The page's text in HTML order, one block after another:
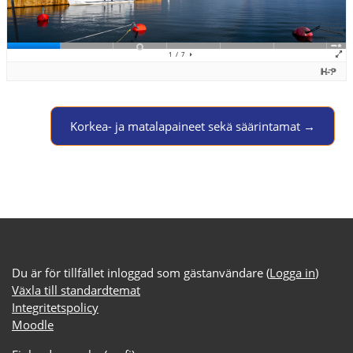
Jump to activity
Korkea- ja matalapaineet sekä säärintamat →
Du är för tillfället inloggad som gästanvändare (Logga in)
Växla till standardtemat
Integritetspolicy
Moodle